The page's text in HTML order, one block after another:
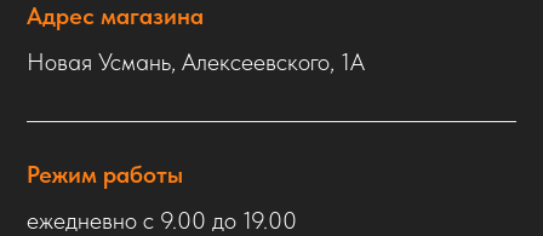
Адрес магазина
Новая Усмань, Алексеевского, 1А
Режим работы
ежедневно с 9.00 до 19.00